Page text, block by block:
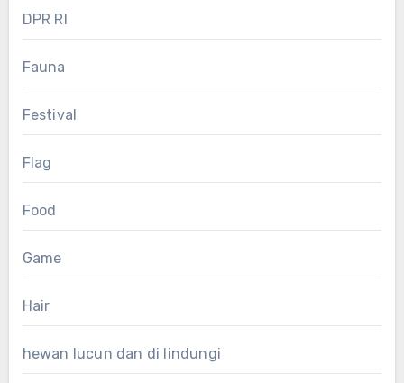
DPR RI
Fauna
Festival
Flag
Food
Game
Hair
hewan lucun dan di lindungi